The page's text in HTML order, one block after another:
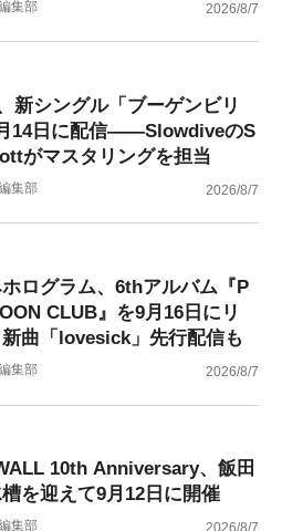
集部 2026/8/7
新シングル「ブーゲンビリ
14日に配信——SlowdiveのS
がマスタリングを担当
集部 2026/8/7
ログラム、6thアルバム『P
CLUB』を9月16日にリ
新曲「lovesick」先行配信も
集部 2026/8/7
10th Anniversary、飯田
を迎えて9月12日に開催
集部